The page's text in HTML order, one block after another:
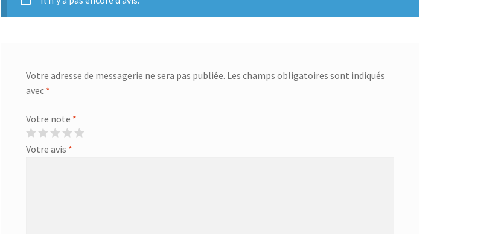
Votre adresse de messagerie ne sera pas publiée. Les champs obligatoires sont indiqués
avec *
Votre note *
Votre avis *